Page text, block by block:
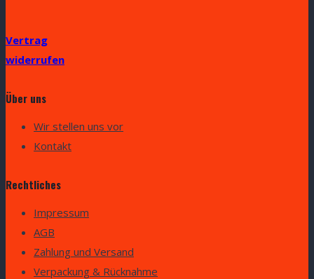
Vertrag
widerrufen
Über uns
Wir stellen uns vor
Kontakt
Rechtliches
Impressum
AGB
Zahlung und Versand
Verpackung & Rücknahme